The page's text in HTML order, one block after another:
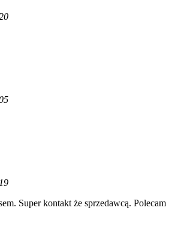
Super kontakt że sprzedawcą. Polecam